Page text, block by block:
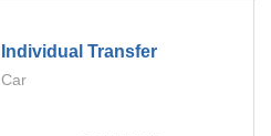
Individual Transfer
Car